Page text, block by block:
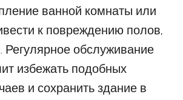
ванной комнаты или
к повреждению полов,
Регулярное обслуживание
избежать подобных
и сохранить здание в